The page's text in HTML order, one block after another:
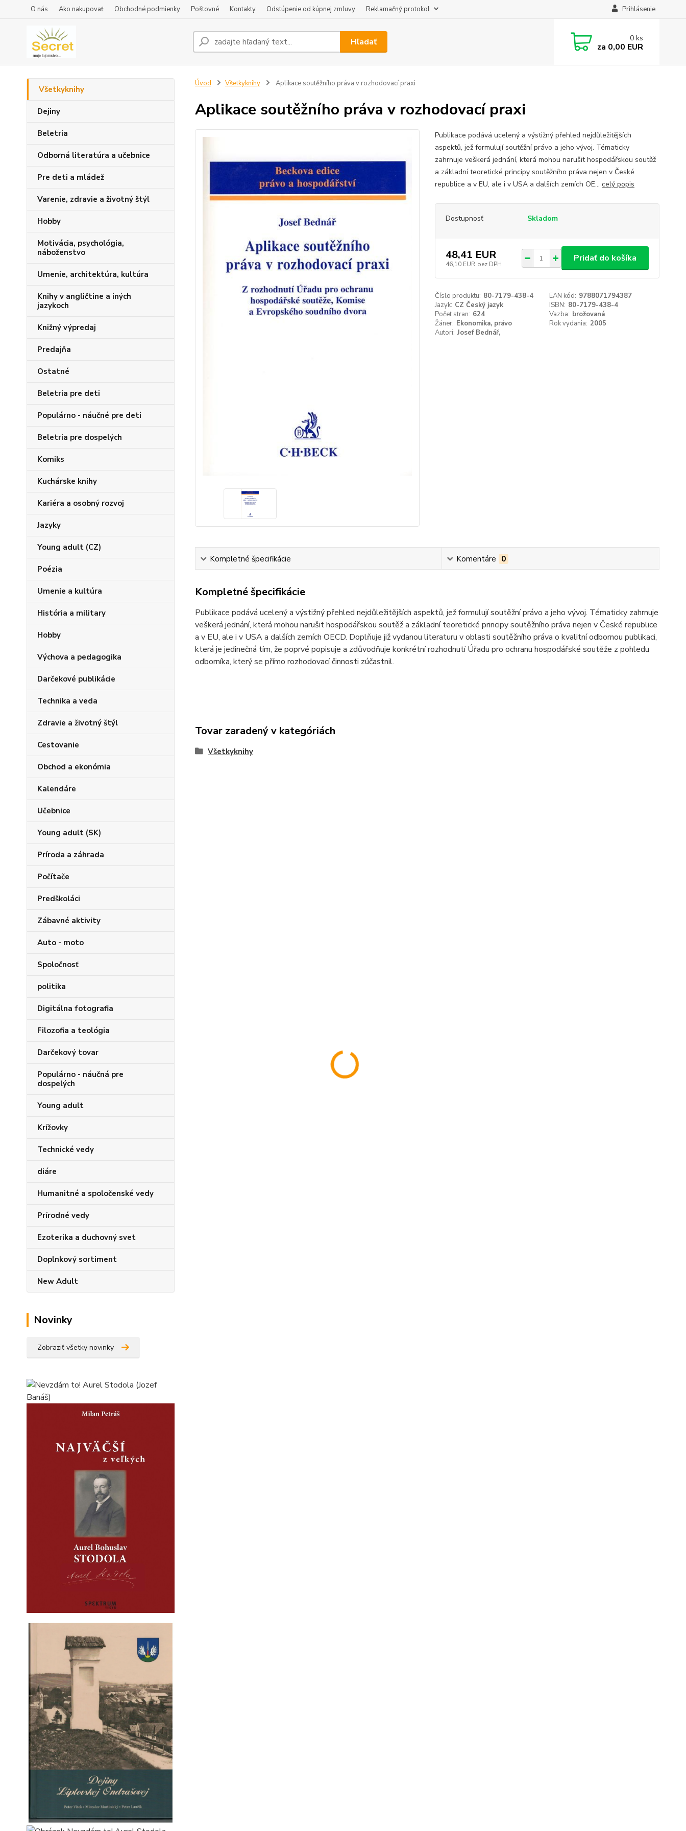
O nás Ako nakupovať Obchodné podmienky Poštovné Kontakty Odstúpenie od kúpnej zmluvy Reklamačný protokol Prihlásenie
Hľadať 0 ks
za 0,00 EUR
Všetkyknihy
Dejiny
Beletria
Odborná literatúra a učebnice
Pre deti a mládež
Varenie, zdravie a životný štýl
Hobby
Motivácia, psychológia,
náboženstvo
Umenie, architektúra, kultúra
Knihy v angličtine a iných
jazykoch
Knižný výpredaj
Predajňa
Ostatné
Beletria pre deti
Populárno - náučné pre deti
Beletria pre dospelých
Komiks
Kuchárske knihy
Kariéra a osobný rozvoj
Jazyky
Young adult (CZ)
Poézia
Umenie a kultúra
História a military
Hobby
Výchova a pedagogika
Darčekové publikácie
Technika a veda
Zdravie a životný štýl
Cestovanie
Obchod a ekonómia
Kalendáre
Učebnice
Young adult (SK)
Príroda a záhrada
Počítače
Predškoláci
Zábavné aktivity
Auto - moto
Spoločnosť
politika
Digitálna fotografia
Filozofia a teológia
Darčekový tovar
Populárno - náučná pre
dospelých
Young adult
Krížovky
Technické vedy
diáre
Humanitné a spoločenské vedy
Prírodné vedy
Ezoterika a duchovný svet
Doplnkový sortiment
New Adult
Novinky
Zobraziť všetky novinky
Úvod Všetkyknihy Aplikace soutěžního práva v rozhodovací praxi
Aplikace soutěžního práva v rozhodovací praxi
Publikace podává ucelený a výstižný přehled nejdůležitějších
aspektů, jež formulují soutěžní právo a jeho vývoj. Tématicky
zahrnuje veškerá jednání, která mohou narušit hospodářskou soutěž
a základní teoretické principy soutěžního práva nejen v České
republice a v EU, ale i v USA a dalších zemích OE... celý popis
Dostupnosť Skladom
48,41 EUR
46,10 EUR bez DPH
Pridať do košíka
Číslo produktu: 80-7179-438-4 EAN kód: 9788071794387
Jazyk: CZ Český jazyk ISBN: 80-7179-438-4
Počet stran: 624 Vazba: brožovaná
Žáner: Ekonomika, právo Rok vydania: 2005
Autori: Josef Bednář,
Kompletné špecifikácie Komentáre 0
Kompletné špecifikácie
Publikace podává ucelený a výstižný přehled nejdůležitějších aspektů, jež formulují soutěžní právo a jeho vývoj. Tématicky zahrnuje
veškerá jednání, která mohou narušit hospodářskou soutěž a základní teoretické principy soutěžního práva nejen v České republice
a v EU, ale i v USA a dalších zemích OECD. Doplňuje již vydanou literaturu v oblasti soutěžního práva o kvalitní odbornou publikaci,
která je jedinečná tím, že poprvé popisuje a zdůvodňuje konkrétní rozhodnutí Úřadu pro ochranu hospodářské soutěže z pohledu
odborníka, který se přímo rozhodovací činnosti zúčastnil.
Tovar zaradený v kategóriách
Všetkyknihy